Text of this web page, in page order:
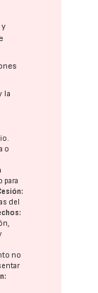
la
o
para
del
no